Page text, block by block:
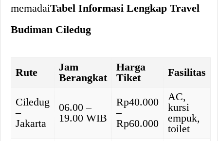
memadaiTabel Informasi Lengkap Travel
Budiman Ciledug
Rute
Jam
Berangkat
Harga
Tiket
Fasilitas
Ciledug
–
Jakarta
06.00 –
19.00 WIB
Rp40.000
–
Rp60.000
AC,
kursi
empuk,
toilet